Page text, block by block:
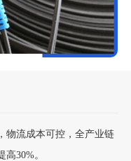
物流成本可控，全产业链
30%。